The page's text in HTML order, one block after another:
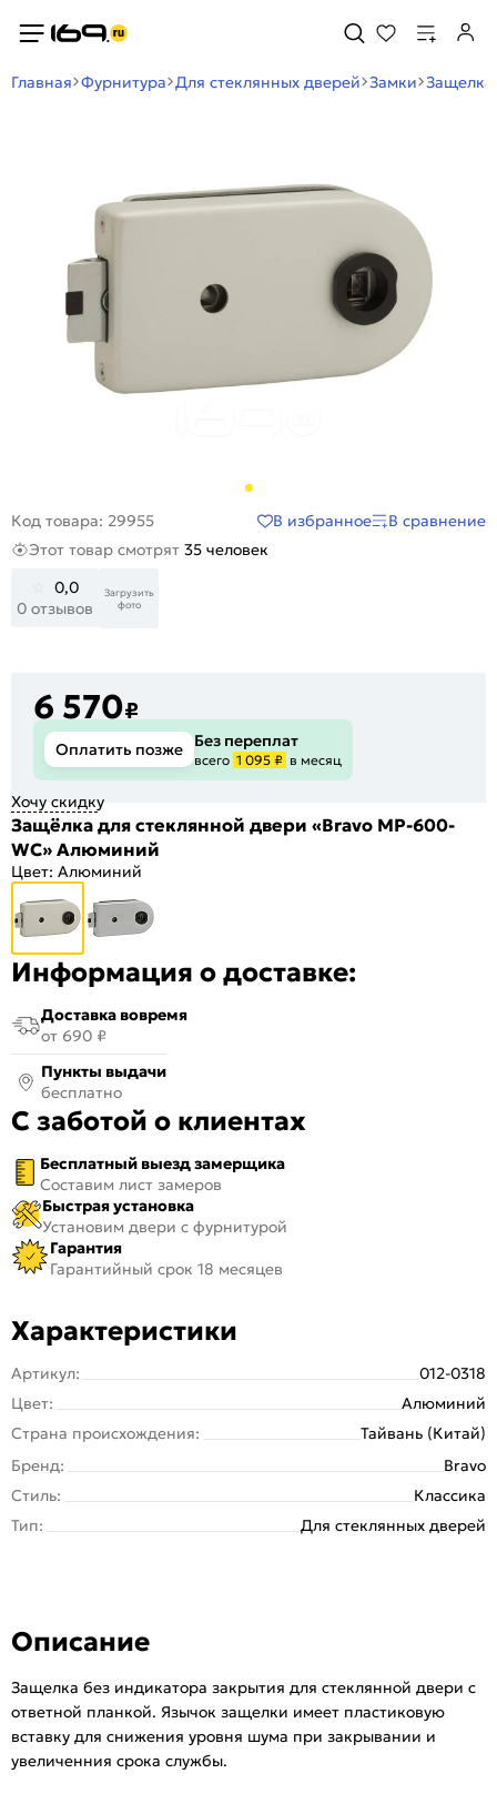
Главная Фурнитура Для стеклянных дверей Замки Защелка
Код товара: 29955 В избранное
В сравнение
Этот товар смотрят 35 человек
0,0
0 отзывов
Загрузить
фото
6 570₽
Оплатить позже Без переплат
всего 1 095 ₽ в месяц
Хочу скидку
Защёлка для стеклянной двери «Bravo MP-600-
WC» Алюминий
Цвет: Алюминий
Информация о доставке:
Доставка вовремя
от 690 ₽
Пункты выдачи
бесплатно
С заботой о клиентах
Бесплатный выезд замерщика
Составим лист замеров
Быстрая установка
Установим двери с фурнитурой
Гарантия
Гарантийный срок 18 месяцев
Характеристики
Артикул:
012-0318
Цвет:
Алюминий
Страна происхождения:
Тайвань (Китай)
Бренд:
Bravo
Стиль:
Классика
Тип:
Для стеклянных дверей
Описание
Защелка без индикатора закрытия для стеклянной двери с
ответной планкой. Язычок защелки имеет пластиковую
вставку для снижения уровня шума при закрывании и
увеличенния срока службы.